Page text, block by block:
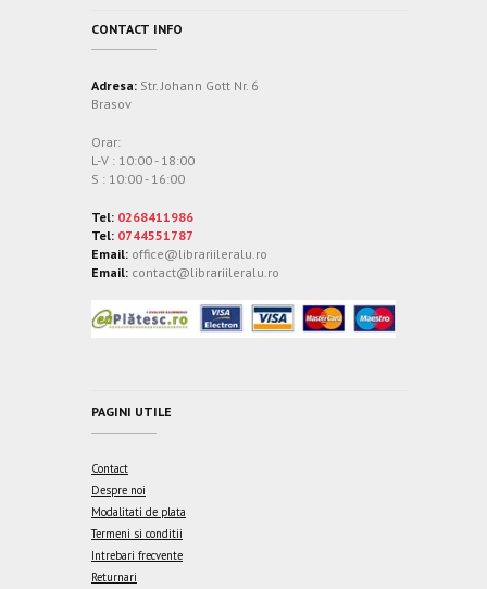
CONTACT INFO
Adresa: Str. Johann Gott Nr. 6
Brasov
Orar:
L-V : 10:00 - 18:00
S : 10:00 - 16:00
Tel: 0268411986
Tel: 0744551787
Email: office@librariileralu.ro
Email: contact@librariileralu.ro
PAGINI UTILE
Contact
Despre noi
Modalitati de plata
Termeni si conditii
Intrebari frecvente
Returnari